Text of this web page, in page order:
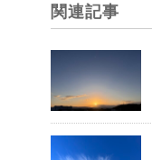
関連記事